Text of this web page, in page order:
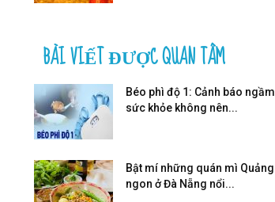
BÀI VIẾT ĐƯỢC QUAN TÂM
Béo phì độ 1: Cảnh báo ngầm
sức khỏe không nên...
Bật mí những quán mì Quảng
ngon ở Đà Nẵng nổi...